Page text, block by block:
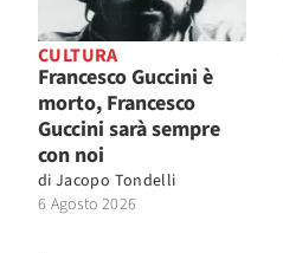
CULTURA
Francesco Guccini è
morto, Francesco
Guccini sarà sempre
con noi
di Jacopo Tondelli
6 Agosto 2026